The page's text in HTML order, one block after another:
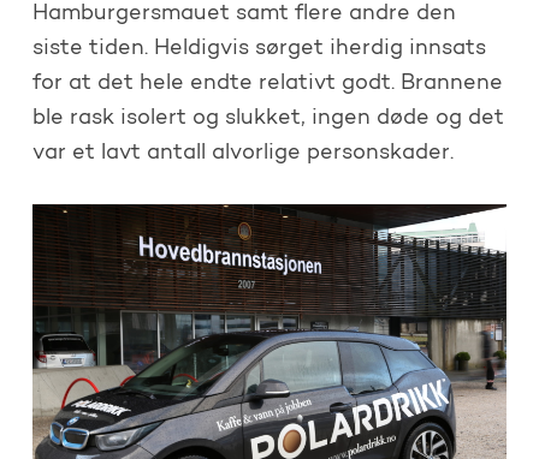
Hamburgersmauet samt flere andre den
siste tiden. Heldigvis sørget iherdig innsats
for at det hele endte relativt godt. Brannene
ble rask isolert og slukket, ingen døde og det
var et lavt antall alvorlige personskader.